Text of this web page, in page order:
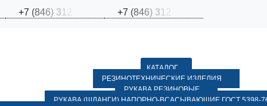
+7 (846) 31 +7 (846) 31
КАТАЛОГ
РЕЗИНОТЕХНИЧЕСКИЕ ИЗДЕЛИЯ
РУКАВА РЕЗИНОВЫЕ
РУКАВА (ШЛАНГИ) НАПОРНО-ВСАСЫВАЮЩИЕ ГОСТ 5398-